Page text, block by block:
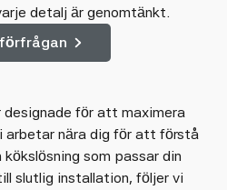
detalj är genomtänkt.
för att maximera
arbetar nära dig för att förstå
som passar din
slutlig installation, följer vi